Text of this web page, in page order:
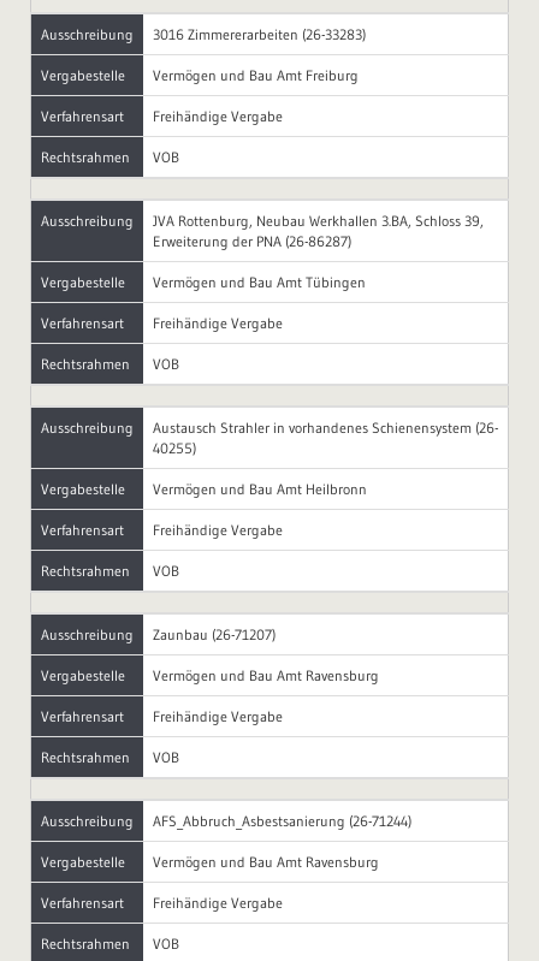
Ausschreibung 3016 Zimmererarbeiten (26-33283)
Vergabestelle Vermögen und Bau Amt Freiburg
Verfahrensart Freihändige Vergabe
Rechtsrahmen VOB
Ausschreibung
JVA Rottenburg, Neubau Werkhallen 3.BA, Schloss 39,
Erweiterung der PNA (26-86287)
Vergabestelle Vermögen und Bau Amt Tübingen
Verfahrensart Freihändige Vergabe
Rechtsrahmen VOB
Ausschreibung
Austausch Strahler in vorhandenes Schienensystem (26-
40255)
Vergabestelle Vermögen und Bau Amt Heilbronn
Verfahrensart Freihändige Vergabe
Rechtsrahmen VOB
Ausschreibung Zaunbau (26-71207)
Vergabestelle Vermögen und Bau Amt Ravensburg
Verfahrensart Freihändige Vergabe
Rechtsrahmen VOB
Ausschreibung AFS_Abbruch_Asbestsanierung (26-71244)
Vergabestelle Vermögen und Bau Amt Ravensburg
Verfahrensart Freihändige Vergabe
Rechtsrahmen VOB